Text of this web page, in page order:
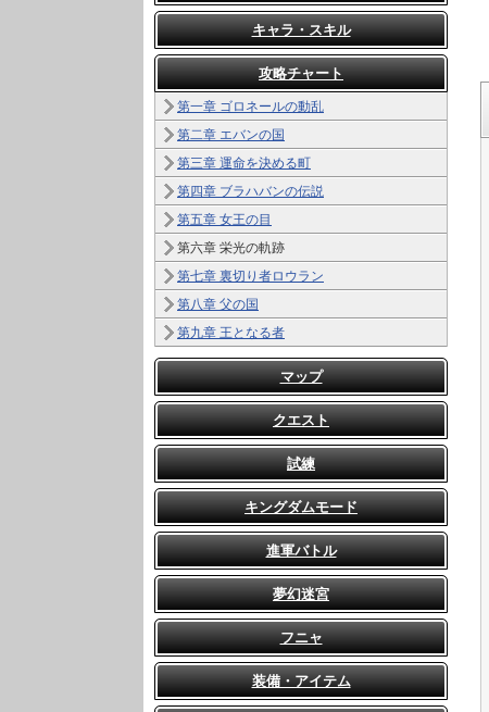
キャラ・スキル
攻略チャート
第一章 ゴロネールの動乱
第二章 エバンの国
第三章 運命を決める町
第四章 ブラハバンの伝説
第五章 女王の目
第六章 栄光の軌跡
第七章 裏切り者ロウラン
第八章 父の国
第九章 王となる者
マップ
クエスト
試練
キングダムモード
進軍バトル
夢幻迷宮
フニャ
装備・アイテム